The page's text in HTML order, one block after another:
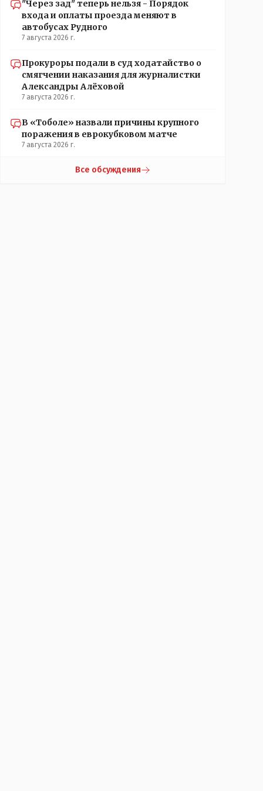
"Через зад" теперь нельзя - Порядок
входа и оплаты проезда меняют в
автобусах Рудного
7 августа 2026 г.
Прокуроры подали в суд ходатайство о
смягчении наказания для журналистки
Александры Алёховой
7 августа 2026 г.
В «Тоболе» назвали причины крупного
поражения в еврокубковом матче
7 августа 2026 г.
Все обсуждения